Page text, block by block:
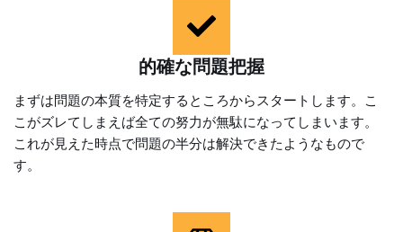
的確な問題把握
まずは問題の本質を特定するところからスタートします。こ
こがズレてしまえば全ての努力が無駄になってしまいます。
これが見えた時点で問題の半分は解決できたようなもので
す。